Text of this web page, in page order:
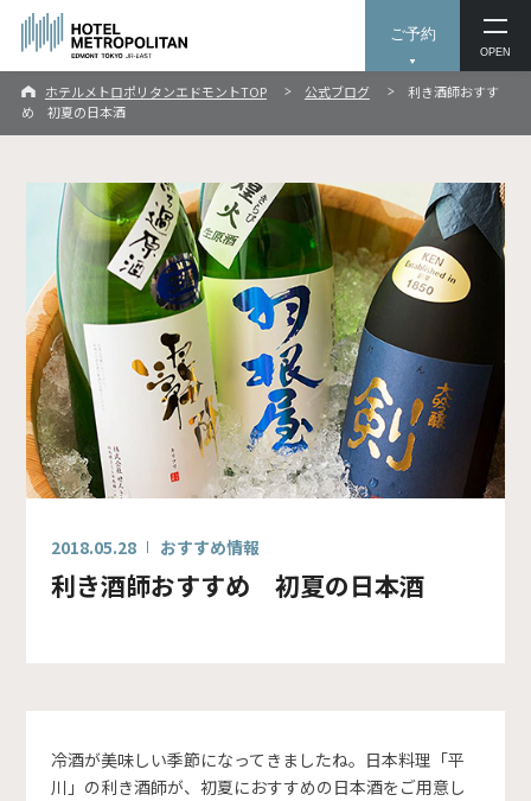
ご予約
OPEN
ホテルメトロポリタンエドモントTOP 公式ブログ
利き酒師おすす
め 初夏の日本酒
2018.05.28 おすすめ情報
利き酒師おすすめ 初夏の日本酒
冷酒が美味しい季節になってきましたね。日本料理「平
川」の利き酒師が、初夏におすすめの日本酒をご用意し